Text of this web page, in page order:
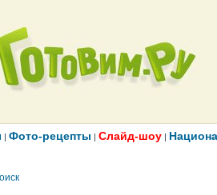
| Фото-рецепты | Слайд-шоу |